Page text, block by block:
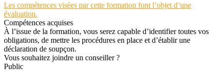
Les compétences visées par cette formation font l’objet d’une
évaluation.
Compétences acquises
À l’issue de la formation, vous serez capable d’identifier toutes vos
obligations, de mettre les procédures en place et d’établir une
déclaration de soupçon.
Vous souhaitez joindre un conseiller ?
Public